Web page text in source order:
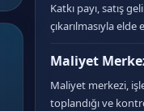
Katkı payı, satış
çıkarılmasıyla elde
Maliyet
Maliyet merkezi,
toplandığı ve